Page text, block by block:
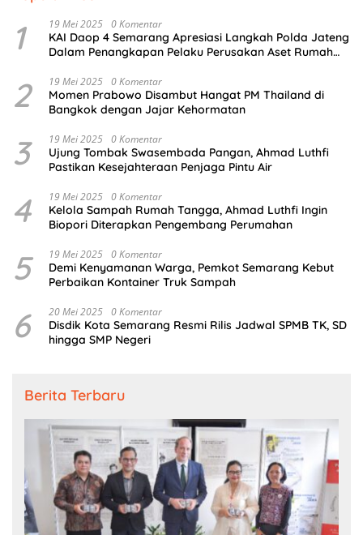
1 19 Mei 2025 0 Komentar
KAI Daop 4 Semarang Apresiasi Langkah Polda Jateng
Dalam Penangkapan Pelaku Perusakan Aset Rumah
2 19 Mei 2025 0 Komentar
Momen Prabowo Disambut Hangat PM Thailand di
Bangkok dengan Jajar Kehormatan
3 19 Mei 2025 0 Komentar
Ujung Tombak Swasembada Pangan, Ahmad Luthfi
Pastikan Kesejahteraan Penjaga Pintu Air
4 19 Mei 2025 0 Komentar
Kelola Sampah Rumah Tangga, Ahmad Luthfi Ingin
Biopori Diterapkan Pengembang Perumahan
5 19 Mei 2025 0 Komentar
Demi Kenyamanan Warga, Pemkot Semarang Kebut
Perbaikan Kontainer Truk Sampah
6 20 Mei 2025 0 Komentar
Disdik Kota Semarang Resmi Rilis Jadwal SPMB TK, SD
hingga SMP Negeri
Berita Terbaru